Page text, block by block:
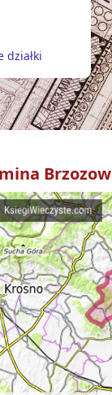
działki
Brzozow